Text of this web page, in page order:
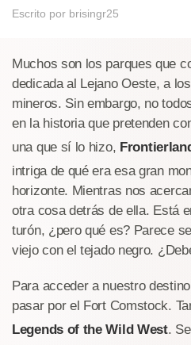
Escrito por brisingr25
Muchos son los parques que
dedicada al Lejano Oeste, a
mineros. Sin embargo, no
en la historia que pretenden
una que sí lo hizo,
intriga de qué era esa gran
horizonte. Mientras nos
otra cosa detrás de ella. Está
turón, ¿pero qué es? Parece
viejo con el tejado negro.
Para acceder a nuestro
pasar por el Fort Comstock.
Legends of the Wild West.